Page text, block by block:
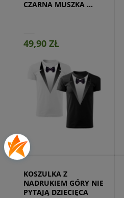
CZARNA MUSZKA
49,90 ZŁ
Przejdź do produktu
KOSZULKA Z
NADRUKIEM GÓRY NIE
PYTAJĄ DZIECIĘCA